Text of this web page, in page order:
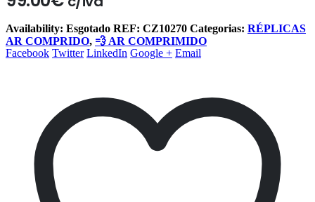
Availability: Esgotado REF: CZ10270 Categorias: RÉPLICAS
AR COMPRIDO, 💨 AR COMPRIMIDO
Facebook Twitter LinkedIn Google + Email